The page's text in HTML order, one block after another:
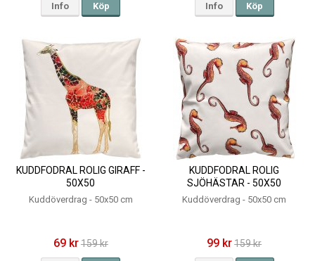
Info Köp Info Köp
KUDDFODRAL ROLIG GIRAFF -
50X50
Kuddöverdrag - 50x50 cm
69 kr159 kr
KUDDFODRAL ROLIG
SJÖHÄSTAR - 50X50
Kuddöverdrag - 50x50 cm
99 kr159 kr